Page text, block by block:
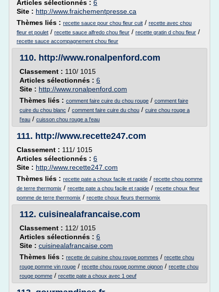
Articles sélectionnés : 6
Site : http://www.fraichementpresse.ca
Thèmes liés : recette sauce pour chou fleur cuit / recette avec chou
fleur et poulet / recette sauce alfredo chou fleur / recette gratin d chou fleur /
recette sauce accompagnement chou fleur
110. http://www.ronalpenford.com
Classement : 110/ 1015
Articles sélectionnés : 6
Site : http://www.ronalpenford.com
Thèmes liés : comment faire cuire du chou rouge / comment faire
cuire du chou blanc / comment faire cuire du chou / cuire chou rouge a
l'eau / cuisson chou rouge a l'eau
111. http://www.recette247.com
Classement : 111/ 1015
Articles sélectionnés : 6
Site : http://www.recette247.com
Thèmes liés : recette pate a choux facile et rapide / recette chou pomme
de terre thermomix / recette pate a chou facile et rapide / recette choux fleur
pomme de terre thermomix / recette choux fleurs thermomix
112. cuisinealafrancaise.com
Classement : 112/ 1015
Articles sélectionnés : 6
Site : cuisinealafrancaise.com
Thèmes liés : recette de cuisine chou rouge pommes / recette chou
rouge pomme vin rouge / recette chou rouge pomme oignon / recette chou
rouge pomme / recette pate a choux avec 1 oeuf